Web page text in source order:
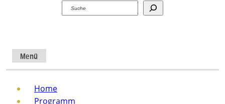
Suchen
Menü
Home
Programm